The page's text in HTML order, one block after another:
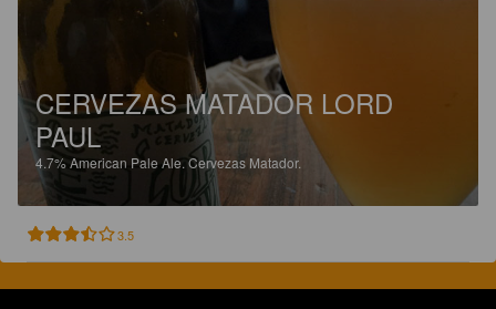
CERVEZAS MATADOR LORD
PAUL
4.7%American Pale Ale. Cervezas Matador.
3.5